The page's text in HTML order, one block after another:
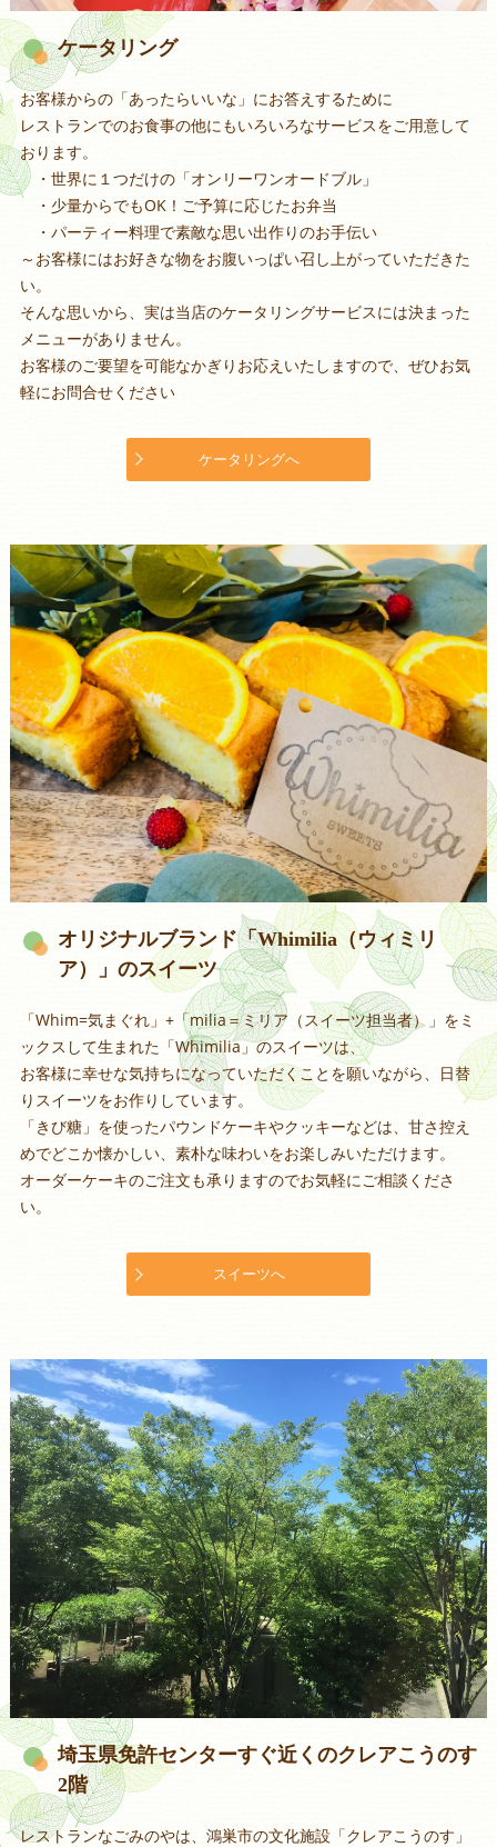
ケータリング
お客様からの「あったらいいな」にお答えするために
レストランでのお食事の他にもいろいろなサービスをご用意して
おります。
・世界に１つだけの「オンリーワンオードブル」
・少量からでもOK！ご予算に応じたお弁当
・パーティー料理で素敵な思い出作りのお手伝い
～お客様にはお好きな物をお腹いっぱい召し上がっていただきた
い。
そんな思いから、実は当店のケータリングサービスには決まった
メニューがありません。
お客様のご要望を可能なかぎりお応えいたしますので、ぜひお気
軽にお問合せください
ケータリングへ
オリジナルブランド「Whimilia（ウィミリ
ア）」のスイーツ
「Whim=気まぐれ」+「milia＝ミリア（スイーツ担当者）」をミ
ックスして生まれた「Whimilia」のスイーツは、
お客様に幸せな気持ちになっていただくことを願いながら、日替
りスイーツをお作りしています。
「きび糖」を使ったパウンドケーキやクッキーなどは、甘さ控え
めでどこか懐かしい、素朴な味わいをお楽しみいただけます。
オーダーケーキのご注文も承りますのでお気軽にご相談くださ
い。
スイーツへ
埼玉県免許センターすぐ近くのクレアこうのす
2階
レストランなごみのやは、鴻巣市の文化施設「クレアこうのす」